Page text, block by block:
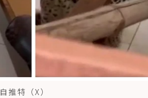
推特（X）